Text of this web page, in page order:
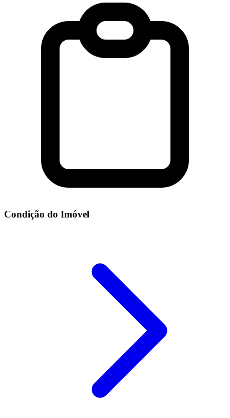
Condição do Imóvel